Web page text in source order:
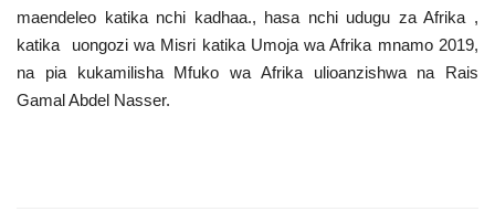
maendeleo katika nchi kadhaa., hasa nchi udugu za Afrika ,
katika uongozi wa Misri katika Umoja wa Afrika mnamo 2019,
na pia kukamilisha Mfuko wa Afrika ulioanzishwa na Rais
Gamal Abdel Nasser.